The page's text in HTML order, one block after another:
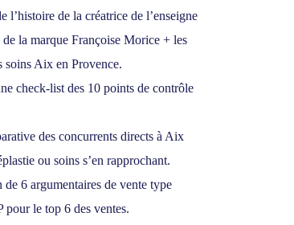
de la créatrice de l’enseigne
de la marque Françoise Morice + les
soins Aix en Provence.
check-list des 10 points de contrôle
des concurrents directs à Aix
ou soins s’en rapprochant.
6 argumentaires de vente type
le top 6 des ventes.